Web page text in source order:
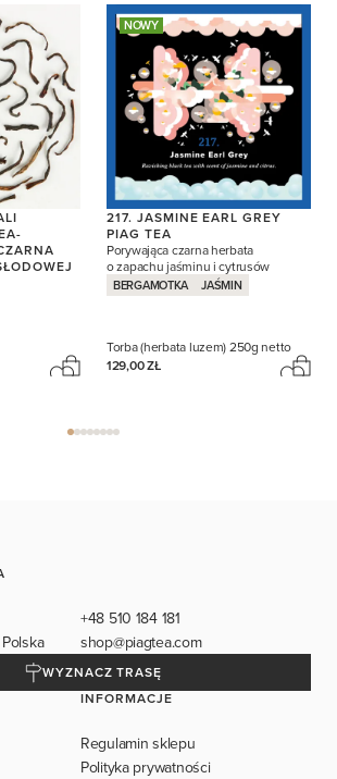
NOWY
217. JASMINE EARL GREY
PIAG TEA
Porywająca czarna herbata
o zapachu jaśminu i cytrusów
BERGAMOTKA JAŚMIN
Torba (herbata luzem)250g netto
129,00 ZŁ
+48 510 184 181
shop@piagtea.com
WYZNACZ TRASĘ
INFORMACJE
Regulamin sklepu
Polityka prywatności